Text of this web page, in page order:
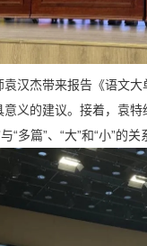
杰带来报告《语文大
义的建议。接着，袁
“多篇”、“大”和“小”的关